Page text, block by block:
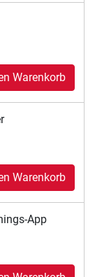
Warenkorb
Warenkorb
App